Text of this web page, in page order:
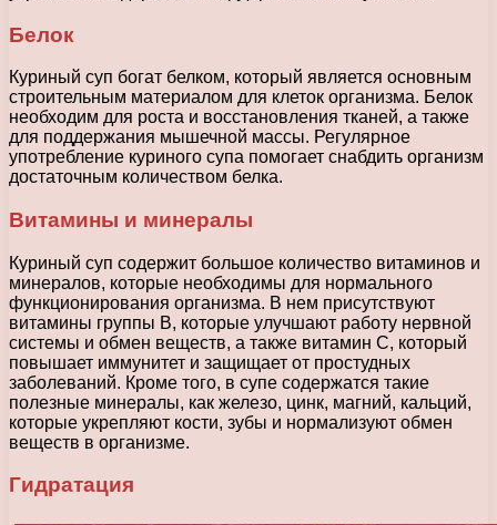
Белок
Куриный суп богат белком, который является основным
строительным материалом для клеток организма. Белок
необходим для роста и восстановления тканей, а также
для поддержания мышечной массы. Регулярное
употребление куриного супа помогает снабдить организм
достаточным количеством белка.
Витамины и минералы
Куриный суп содержит большое количество витаминов и
минералов, которые необходимы для нормального
функционирования организма. В нем присутствуют
витамины группы В, которые улучшают работу нервной
системы и обмен веществ, а также витамин С, который
повышает иммунитет и защищает от простудных
заболеваний. Кроме того, в супе содержатся такие
полезные минералы, как железо, цинк, магний, кальций,
которые укрепляют кости, зубы и нормализуют обмен
веществ в организме.
Гидратация